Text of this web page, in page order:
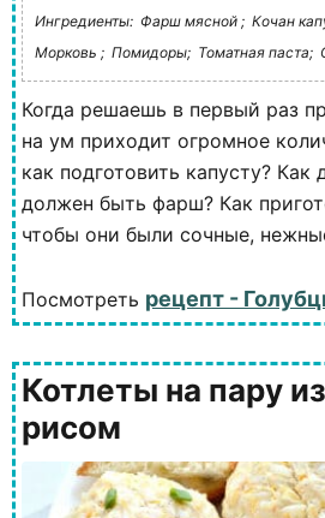
Ингредиенты: Фарш мясной ; Кочан
Морковь ; Помидоры; Томатная паста;
Когда решаешь в первый раз
на ум приходит огромное
как подготовить капусту? Как
должен быть фарш? Как
чтобы они были сочные,
Посмотреть рецепт -
Котлеты на пару
рисом